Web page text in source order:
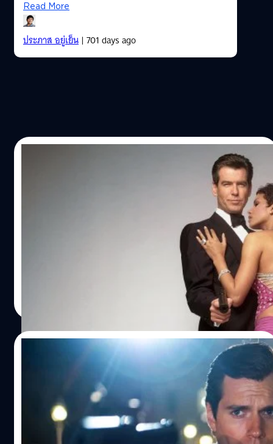
Read More
ประภาส อยู่เย็น| 701 days ago
Halle Berry ยก Pierce Brosnan เป็นคนที่
ทำให้กลับมาศรัทธาในผู้ชายอีกครั้ง เพราะไม่มี
ฮัลลี แบร์รี (Halle Berry) ยก Pierce Brosnan เป็นคนที่ทำให้
กลับมาศรัทธาในผู้ชายอีกครั้ง เพราะไม่มีใครเป็นสุภาพบุรุษไป
ตัวอย่าง ‘Bond 26’ สร้างด้วย AI ที่ให้ Henry
Cavill เป็น James Bond มีผู้ชมมากถึง 2.3
ล้านคน
ตัวอย่างภาพยนตร์ 'James Bond' ภาคที่ 26 ที่สร้างด้วย AI
ซึ่งนำ เฮนรี แควิลล์ มารับบทเป็นสุดยอดสายลับแห่งสหราช